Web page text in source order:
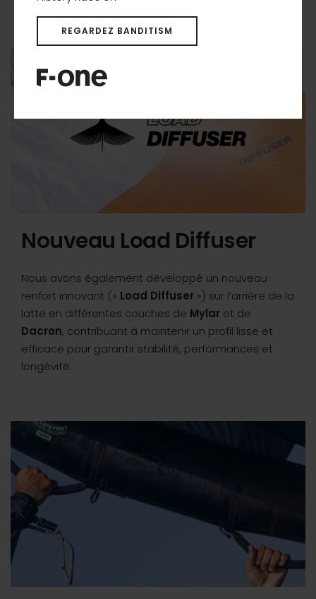
Nouveau Load Diffuser
Nous avons également développé un nouveau
renfort innovant (« Load Diffuser ») sur l’arrière de la
latte en différentes couches de Mylar et de
Dacron, contribuant à maintenir un profil lisse et
efficace pour garantir stabilité, performances et
longévité.
REGARDEZ BANDITISM